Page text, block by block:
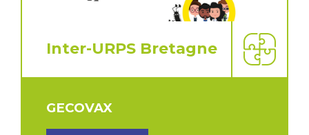
Inter-URPS Bretagne
GECOVAX